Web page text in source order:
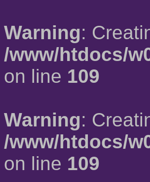
Warning:
/www/htdocs/
on line 109
Warning:
/www/htdocs/
on line 109